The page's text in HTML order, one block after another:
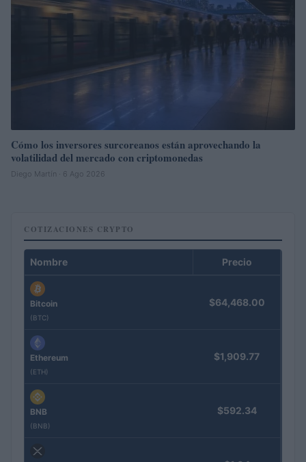
Cómo los inversores surcoreanos están aprovechando la
volatilidad del mercado con criptomonedas
Diego Martín · 6 Ago 2026
COTIZACIONES CRYPTO
Nombre Precio
Bitcoin
(BTC)
$64,468.00
Ethereum
(ETH)
$1,909.77
BNB
(BNB)
$592.34